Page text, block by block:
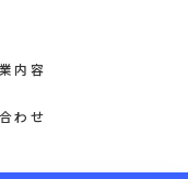
内容
わせ